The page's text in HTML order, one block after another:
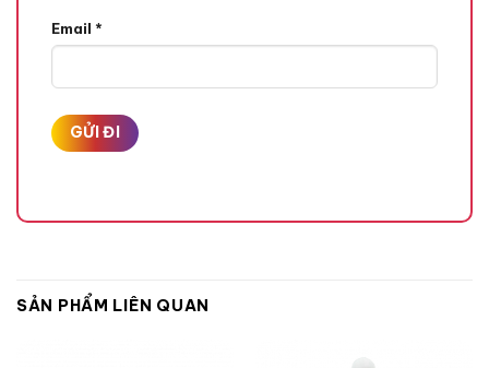
Bảo vệ da hoàn hảo với 3 màng lọc được chứng minh hiệu
quả lâm sàng
Dưỡng trắng và làm đều màu da, chống lão hóa.
Sử dụng trên cả làn da nhạy cảm nhất.
Email *
SẢN PHẨM LIÊN QUAN